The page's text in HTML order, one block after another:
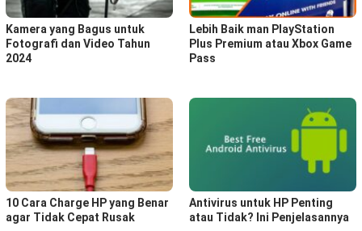
Kamera yang Bagus untuk
Fotografi dan Video Tahun
2024
Lebih Baik man PlayStation
Plus Premium atau Xbox Game
Pass
10 Cara Charge HP yang Benar
agar Tidak Cepat Rusak
Antivirus untuk HP Penting
atau Tidak? Ini Penjelasannya